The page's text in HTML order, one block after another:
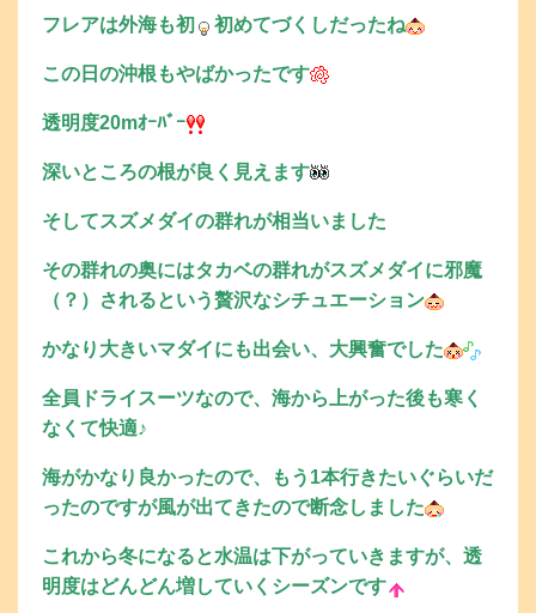
フレアは外海も初 初めてづくしだったね
この日の沖根もやばかったです
透明度20mｵｰﾊﾞｰ
深いところの根が良く見えます
そしてスズメダイの群れが相当いました
その群れの奥にはタカベの群れがスズメダイに邪魔
（？）されるという贅沢なシチュエーション
かなり大きいマダイにも出会い、大興奮でした
全員ドライスーツなので、海から上がった後も寒く
なくて快適♪
海がかなり良かったので、もう1本行きたいぐらいだ
ったのですが風が出てきたので断念しました
これから冬になると水温は下がっていきますが、透
明度はどんどん増していくシーズンです